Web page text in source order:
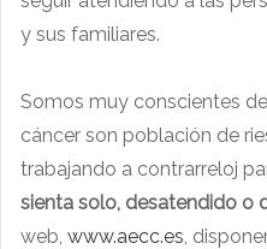
y sus familiares.
Somos muy conscientes
cáncer son población de
trabajando a contrarreloj
sienta solo, desatendido o
web, www.aecc.es ,